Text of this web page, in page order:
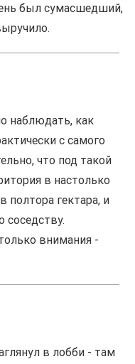
был сумасшедший,
наблюдать, как
с самого
что под такой
в настолько
полтора гектара, и
соседству.
внимания -
в лобби - там